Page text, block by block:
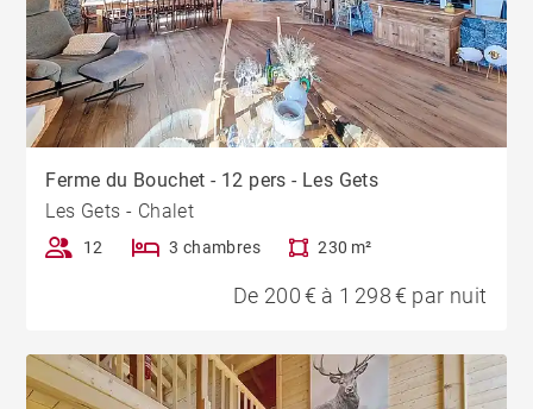
Ferme du Bouchet - 12 pers - Les Gets
Les Gets - Chalet
12 3 chambres 230 m²
De 200 € à 1 298 € par nuit